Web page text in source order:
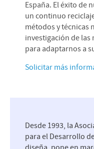
España. El éxito de
un continuo
métodos y técnicas
investigación de las
para adaptarnos a
Solicitar más
Desde 1993, la
para el Desarrollo